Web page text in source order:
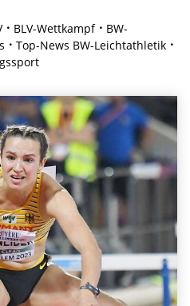
BLV-Wettkampf
BW-
Top-News BW-Leichtathletik